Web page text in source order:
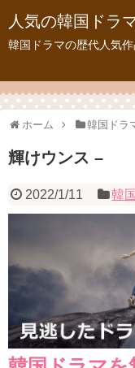
人気の韓国ドラ
韓国ドラマの歴代人気作
ホーム 韓国ドラ
輝けウンス –
2022/1/11 韓